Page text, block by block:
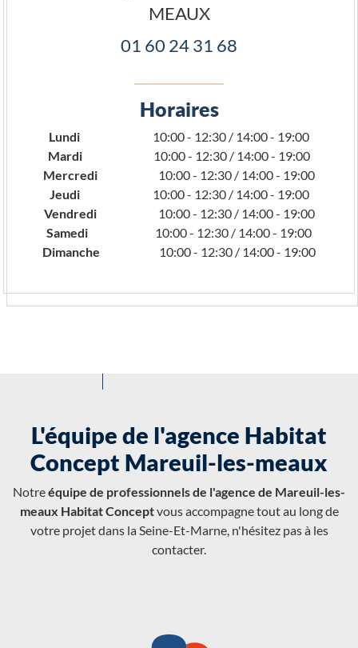
MEAUX
01 60 24 31 68
Horaires
Lundi
10:00 - 12:30 / 14:00 - 19:00
Mardi
10:00 - 12:30 / 14:00 - 19:00
Mercredi
10:00 - 12:30 / 14:00 - 19:00
Jeudi
10:00 - 12:30 / 14:00 - 19:00
Vendredi
10:00 - 12:30 / 14:00 - 19:00
Samedi
10:00 - 12:30 / 14:00 - 19:00
Dimanche
10:00 - 12:30 / 14:00 - 19:00
L'équipe de l'agence Habitat
Concept Mareuil-les-meaux
Notreéquipe de professionnels de l'agence de Mareuil-les-
meaux Habitat Conceptvous accompagne tout au long de
votre projet dans la Seine-Et-Marne, n'hésitez pas à les
contacter.